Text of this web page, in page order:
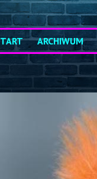
ARCHIWUM